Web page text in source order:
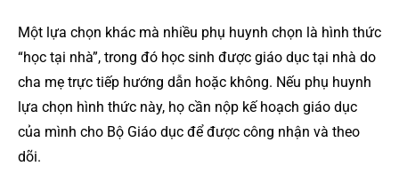
Một lựa chọn khác mà nhiều phụ huynh chọn là hình thức
“học tại nhà”, trong đó học sinh được giáo dục tại nhà do
cha mẹ trực tiếp hướng dẫn hoặc không. Nếu phụ huynh
lựa chọn hình thức này, họ cần nộp kế hoạch giáo dục
của mình cho Bộ Giáo dục để được công nhận và theo
dõi.